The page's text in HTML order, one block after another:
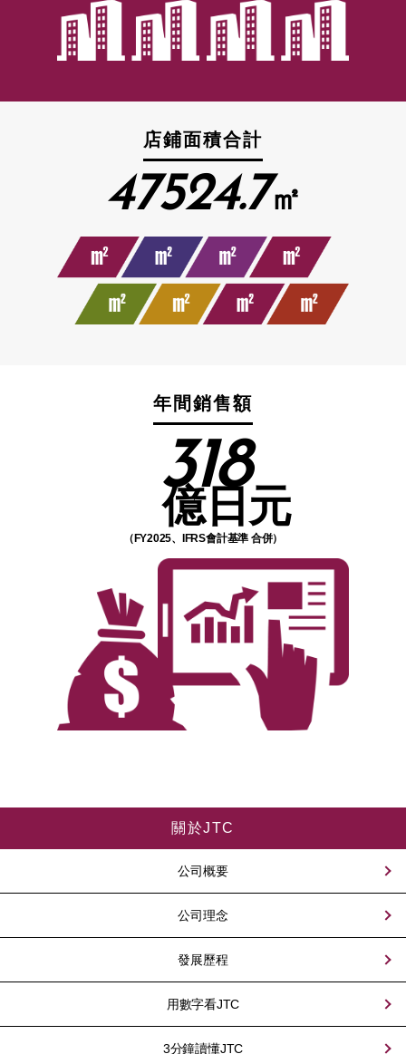
店鋪面積合計
47524.7㎡
年間銷售額
318
億日元
（FY2025、IFRS會計基準 合併）
關於JTC
公司概要
公司理念
發展歷程
用數字看JTC
3分鐘讀懂JTC